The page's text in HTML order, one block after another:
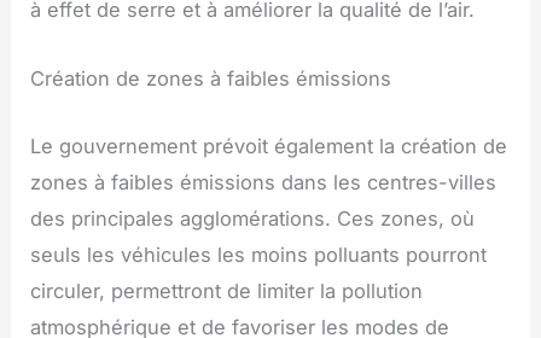
à effet de serre et à améliorer la qualité de l’air.
Création de zones à faibles émissions
Le gouvernement prévoit également la création de
zones à faibles émissions dans les centres-villes
des principales agglomérations. Ces zones, où
seuls les véhicules les moins polluants pourront
circuler, permettront de limiter la pollution
atmosphérique et de favoriser les modes de